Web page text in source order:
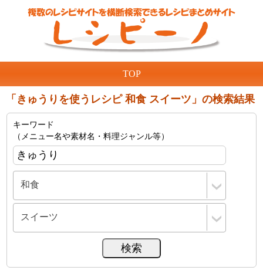
TOP
「きゅうりを使うレシピ 和食 スイーツ」の検索結果
キーワード
（メニュー名や素材名・料理ジャンル等）